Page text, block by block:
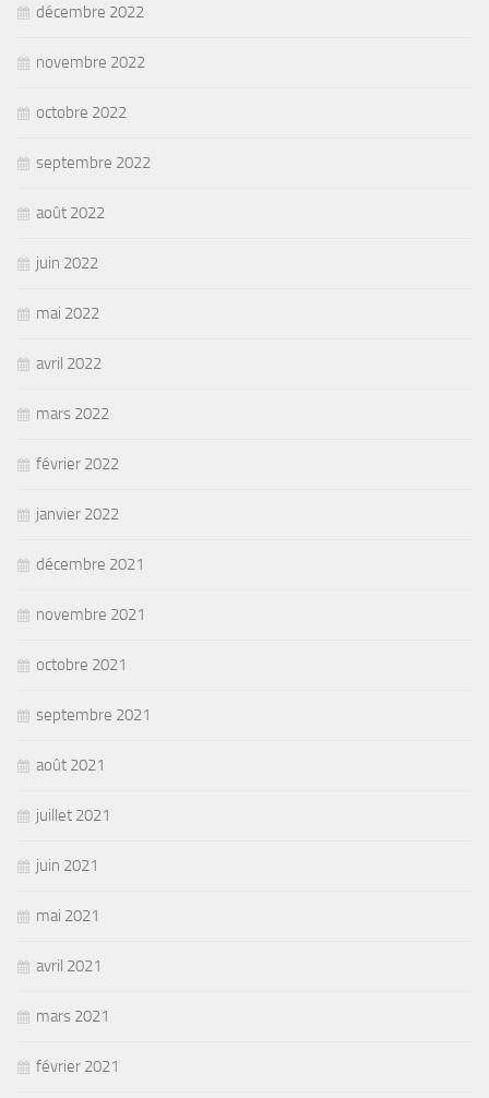
décembre 2022
novembre 2022
octobre 2022
septembre 2022
août 2022
juin 2022
mai 2022
avril 2022
mars 2022
février 2022
janvier 2022
décembre 2021
novembre 2021
octobre 2021
septembre 2021
août 2021
juillet 2021
juin 2021
mai 2021
avril 2021
mars 2021
février 2021